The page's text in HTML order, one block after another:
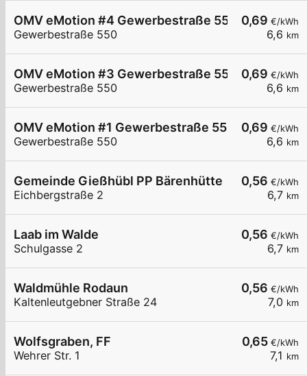
0,69 €/kWh
6,6 km
OMV eMotion #4 Gewerbestraße 550 Alland
Gewerbestraße 550
0,69 €/kWh
6,6 km
OMV eMotion #3 Gewerbestraße 550 Alland
Gewerbestraße 550
0,69 €/kWh
6,6 km
OMV eMotion #1 Gewerbestraße 550 Alland
Gewerbestraße 550
0,56 €/kWh
6,7 km
Gemeinde Gießhübl PP Bärenhütte
Eichbergstraße 2
0,56 €/kWh
6,7 km
Laab im Walde
Schulgasse 2
0,56 €/kWh
7,0 km
Waldmühle Rodaun
Kaltenleutgebner Straße 24
0,65 €/kWh
7,1 km
Wolfsgraben, FF
Wehrer Str. 1